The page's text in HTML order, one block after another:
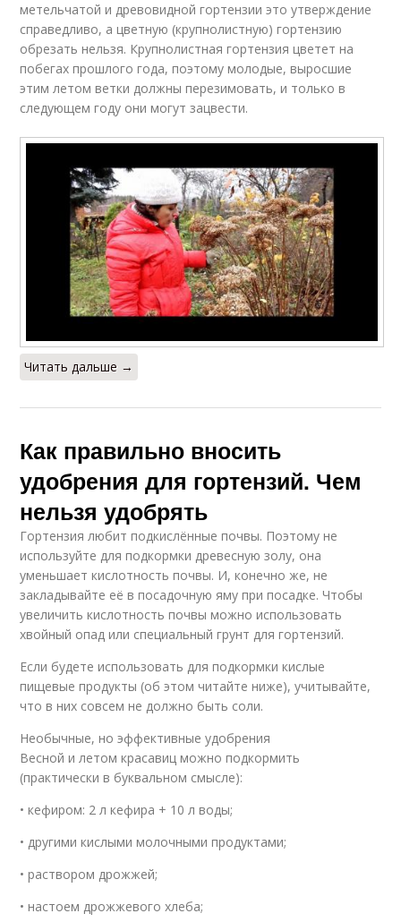
метельчатой и древовидной гортензии это утверждение
справедливо, а цветную (крупнолистную) гортензию
обрезать нельзя. Крупнолистная гортензия цветет на
побегах прошлого года, поэтому молодые, выросшие
этим летом ветки должны перезимовать, и только в
следующем году они могут зацвести.
Читать дальше →
Как правильно вносить
удобрения для гортензий. Чем
нельзя удобрять
Гортензия любит подкислённые почвы. Поэтому не
используйте для подкормки древесную золу, она
уменьшает кислотность почвы. И, конечно же, не
закладывайте её в посадочную яму при посадке. Чтобы
увеличить кислотность почвы можно использовать
хвойный опад или специальный грунт для гортензий.
Если будете использовать для подкормки кислые
пищевые продукты (об этом читайте ниже), учитывайте,
что в них совсем не должно быть соли.
Необычные, но эффективные удобрения
Весной и летом красавиц можно подкормить
(практически в буквальном смысле):
• кефиром: 2 л кефира + 10 л воды;
• другими кислыми молочными продуктами;
• раствором дрожжей;
• настоем дрожжевого хлеба;